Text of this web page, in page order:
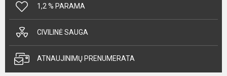
1,2 % PARAMA
CIVILINĖ SAUGA
ATNAUJINIMŲ PRENUMERATA